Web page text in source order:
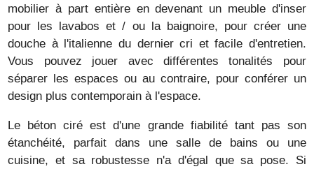
mobilier à part entière en devenant un meuble d'inser
pour les lavabos et / ou la baignoire, pour créer une
douche à l'italienne du dernier cri et facile d'entretien.
Vous pouvez jouer avec différentes tonalités pour
séparer les espaces ou au contraire, pour conférer un
design plus contemporain à l'espace.
Le béton ciré est d'une grande fiabilité tant pas son
étanchéité, parfait dans une salle de bains ou une
cuisine, et sa robustesse n'a d'égal que sa pose. Si